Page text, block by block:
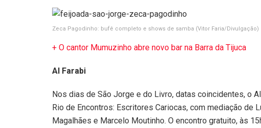
Zeca Pagodinho: bufê completo e shows de samba (Vitor Faria/Divulgação)
+ O cantor Mumuzinho abre novo bar na Barra da Tijuca
Al Farabi
Nos dias de São Jorge e do Livro, datas coincidentes, o
Rio de Encontros: Escritores Cariocas, com mediação de
Magalhães e Marcelo Moutinho. O encontro gratuito, às